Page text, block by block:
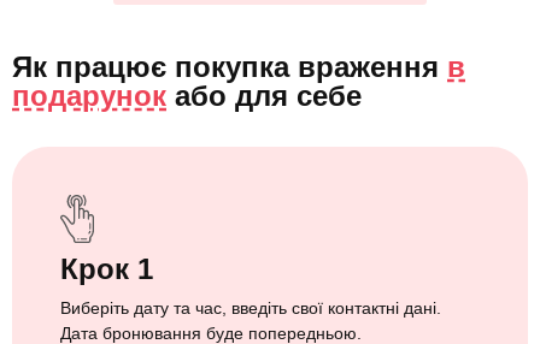
Як працює покупка враження в
подарунок або для себе
Крок 1
Виберіть дату та час, введіть свої контактні дані.
Дата бронювання буде попередньою.